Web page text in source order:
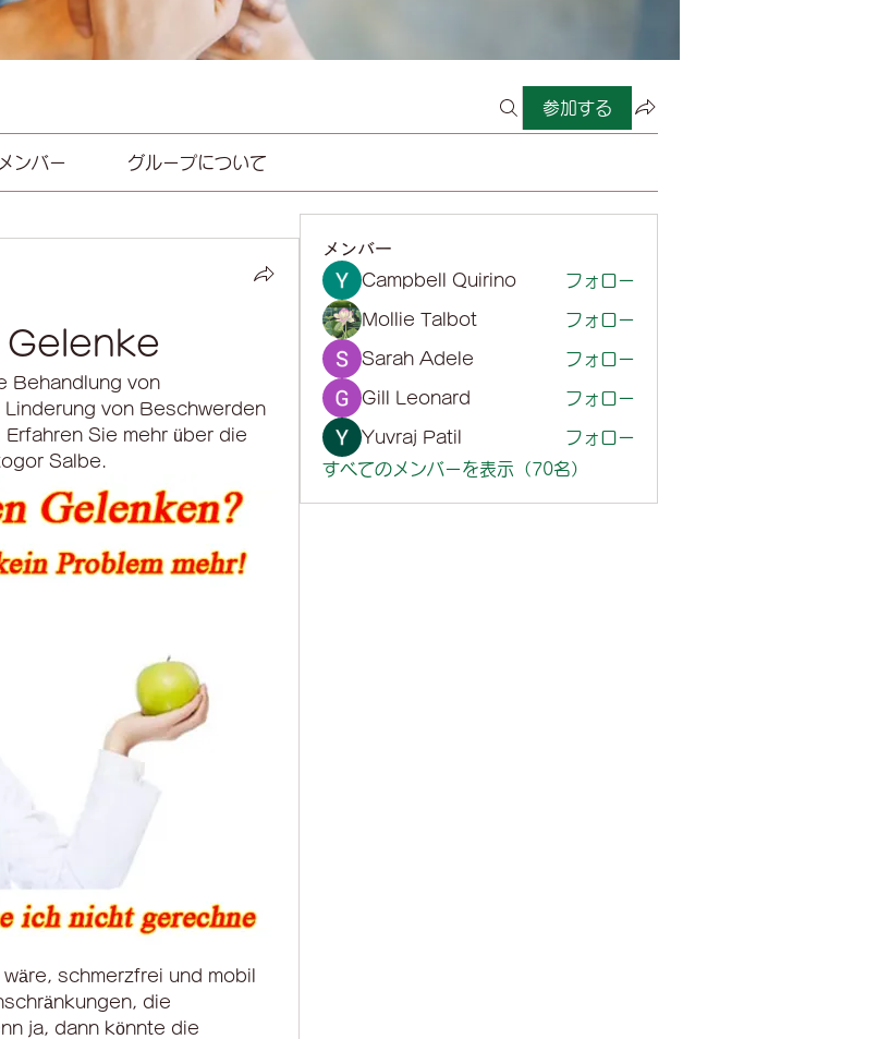
参加する
メンバー グループについて
Behandlung von
von Beschwerden
Sie mehr über die
Salbe.
schmerzfrei und mobil
die
ja, dann könnte die
メンバー
Campbell Quirino
フォロー
Mollie Talbot フォロー
Sarah Adele フォロー
Gill Leonard フォロー
Yuvraj Patil
フォロー
すべてのメンバーを表示（70名）